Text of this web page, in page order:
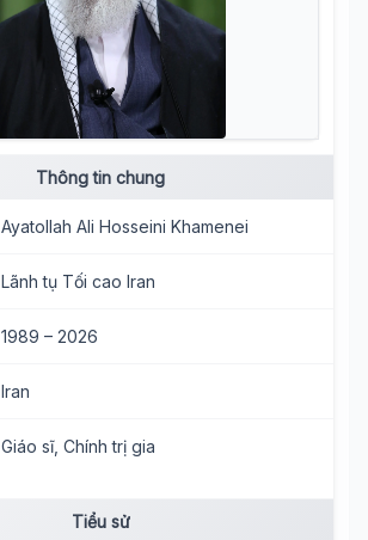
Thông tin chung
Ayatollah Ali Hosseini Khamenei
Lãnh tụ Tối cao Iran
1989 – 2026
Iran
Giáo sĩ, Chính trị gia
Tiểu sử